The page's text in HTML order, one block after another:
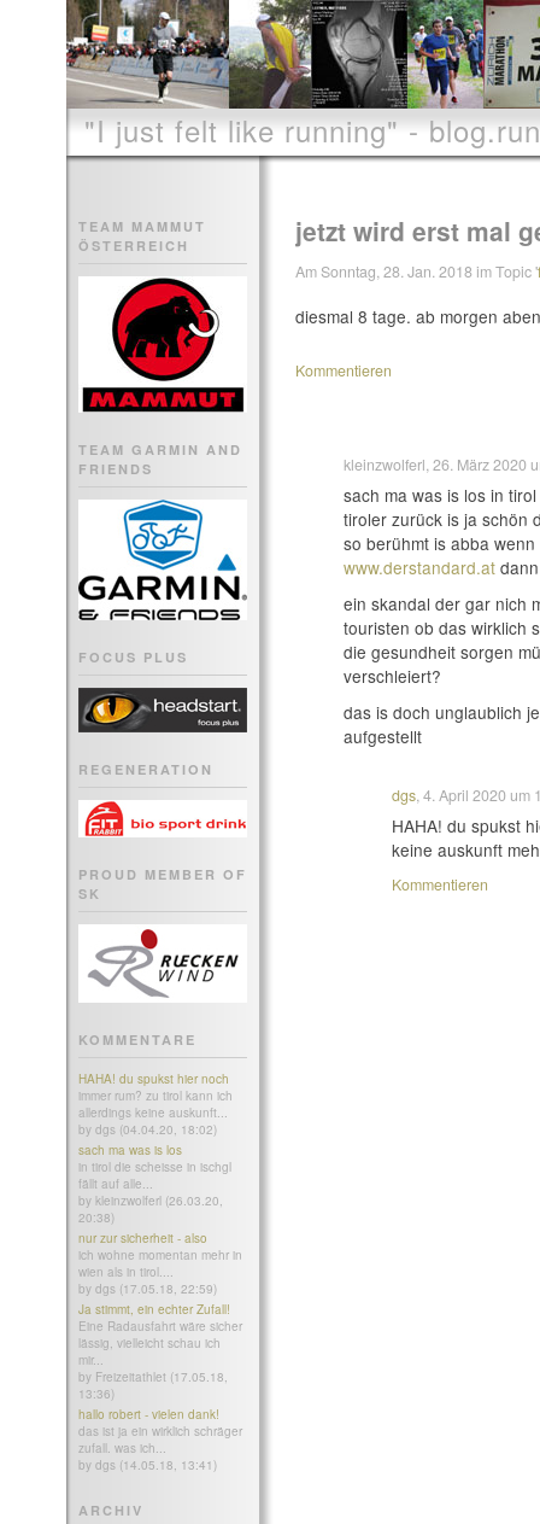
"I just felt like running" -
TEAM MAMMUT
ÖSTERREICH
TEAM GARMIN AND
FRIENDS
FOCUS PLUS
REGENERATION
PROUD MEMBER OF
SK
KOMMENTARE
HAHA! du spukst hier noch
immer rum? zu tirol kann ich
allerdings keine auskunft...
by dgs (04.04.20, 18:02)
sach ma was is los
in tirol die scheisse in ischgl
fällt auf alle...
by kleinzwolferl (26.03.20,
20:38)
nur zur sicherheit - also
ich wohne momentan mehr in
wien als in tirol....
by dgs (17.05.18, 22:59)
Ja stimmt, ein echter Zufall!
Eine Radausfahrt wäre sicher
lässig, vielleicht schau ich
mir...
by Freizeitathlet (17.05.18,
13:36)
hallo robert - vielen dank!
das ist ja ein wirklich schräger
zufall. was ich...
by dgs (14.05.18, 13:41)
ARCHIV
jetzt wird erst mal
Am Sonntag, 28. Jan. 2018 im Topic '
diesmal 8 tage. ab morgen
Kommentieren
kleinzwolferl, 26. März 2020
sach ma was is los in
tiroler zurück is ja schön
so berühmt is abba
www.derstandard.at
ein skandal der gar nich
touristen ob das wirklich
die gesundheit sorgen
verschleiert?
das is doch unglaublich
aufgestellt
dgs, 4. April 2020 um
HAHA! du spukst
keine auskunft
Kommentieren